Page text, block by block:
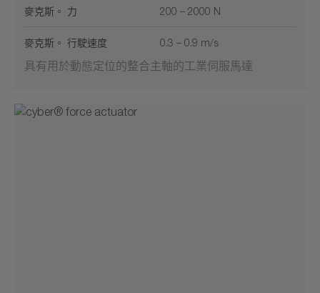
麥克斯。 力 200 – 2000 N
麥克斯。 行駛速度 0.3 – 0.9 m/s
具有用於動態定位的整合主軸的工業伺服馬達